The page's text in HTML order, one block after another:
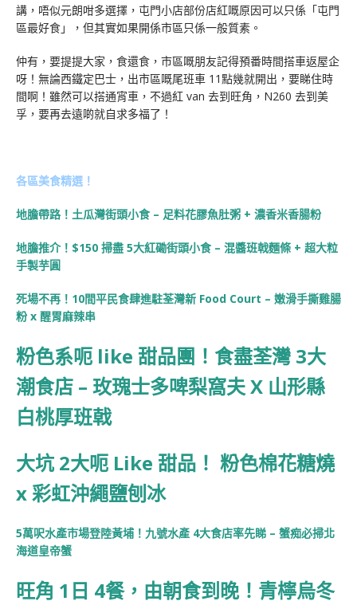
講，唔似元朗咁多選擇，屯門小店部份店紅嘅原因可以只係「屯門
區最好食」，但其實如果開係市區只係一般質素。
仲有，要提提大家，食還食，市區嘅朋友記得預番時間搭車返屋企
呀！無論西鐵定巴士，出市區嘅尾班車 11點幾就開出，要睇住時
間啊！雖然可以搭通宵車，不過紅 van 去到旺角，N260 去到美
孚，要再去遠啲就自求多福了！
各區美食精選！
地膽帶路！土瓜灣街頭小食 – 足料花膠魚肚粥 + 濃香米香腸粉
地膽推介！$150 掃盡 5大紅磡街頭小食 – 混醬班戟麵條 + 超大粒
手製芋圓
死場不再！10間平民食肆進駐荃灣新 Food Court – 嫩滑手撕雞腸
粉 x 醒胃麻辣串
粉色系呃 like 甜品團！食盡荃灣 3大
潮食店 – 玫瑰士多啤梨窩夫 X 山形縣
白桃厚班戟
大坑 2大呃 Like 甜品！ 粉色棉花糖燒
x 彩虹沖繩鹽刨冰
5萬呎水產市場登陸黃埔！九號水產 4大食店率先睇 – 蟹痴必掃北
海道皇帝蟹
旺角 1日 4餐，由朝食到晚！青檸烏冬